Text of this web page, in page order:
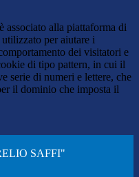
associato alla piattaforma di
per aiutare i
dei visitatori e
di tipo pattern, in cui il
serie di numeri e lettere, che
il dominio che imposta il
SAFFI"